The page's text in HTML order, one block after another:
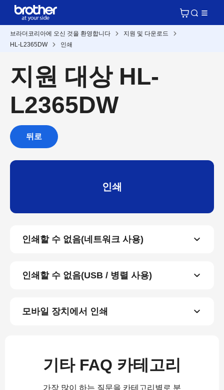
브라더코리아에 오신 것을 환영합니다
지원 및 다운로드
HL-L2365DW
인쇄
지원 대상 HL-
L2365DW
뒤로
인쇄
인쇄할 수 없음(네트워크 사용)
인쇄할 수 없음(USB / 병렬 사용)
모바일 장치에서 인쇄
기타 FAQ 카테고리
가장 많이 하는 질문을 카테고리별로 분